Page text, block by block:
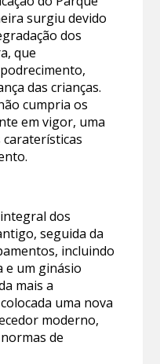
surgiu devido
dos
que
das crianças.
cumpria os
em vigor, uma
caraterísticas
dos
seguida da
incluindo
e um ginásio
mais a
uma nova
moderno,
de